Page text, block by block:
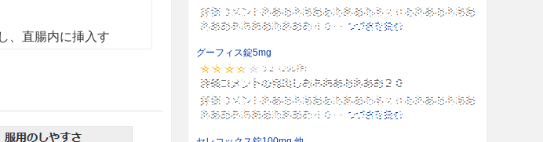
、直腸内に挿入す
グーフィス錠5mg